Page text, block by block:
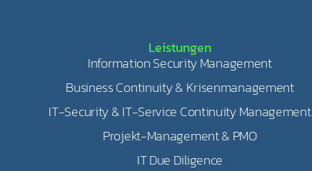
Leistungen
Information Security Management
Business Continuity & Krisenmanagement
IT-Security & IT-Service Continuity Management
Projekt-Management & PMO
IT Due Diligence